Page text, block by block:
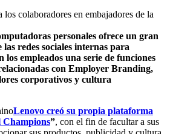
colaboradores en embajadores de la
personales ofrece un gran
redes sociales internas para
los empleados una serie de funciones
con Employer Branding,
corporativos y cultura
Lenovo creó su propia plataforma
Champions”, con el fin de facultar a sus